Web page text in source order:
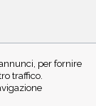
per fornire
traffico.